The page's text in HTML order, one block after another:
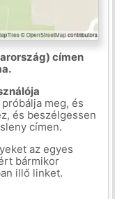
címen
meg, és
és beszélgessen
címen.
az egyes
bármikor
illő linket.